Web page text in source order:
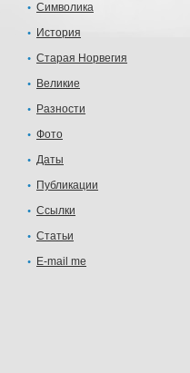
Символика
История
Старая Норвегия
Великие
Разности
Фото
Даты
Публикации
Ссылки
Статьи
E-mail me